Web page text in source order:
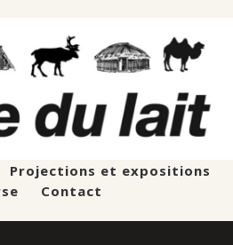
Projections et expositions
Contact